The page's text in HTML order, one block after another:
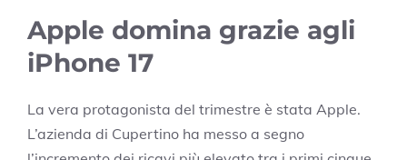
Apple domina grazie agli
iPhone 17
La vera protagonista del trimestre è stata Apple.
L’azienda di Cupertino ha messo a segno